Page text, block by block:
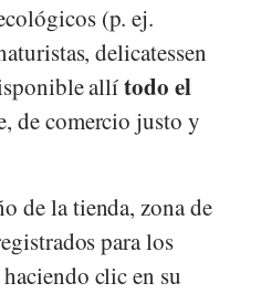
(p. ej.
delicatessen
allítodo el
de comercio justo y
de la tienda, zona de
para los
clic en su